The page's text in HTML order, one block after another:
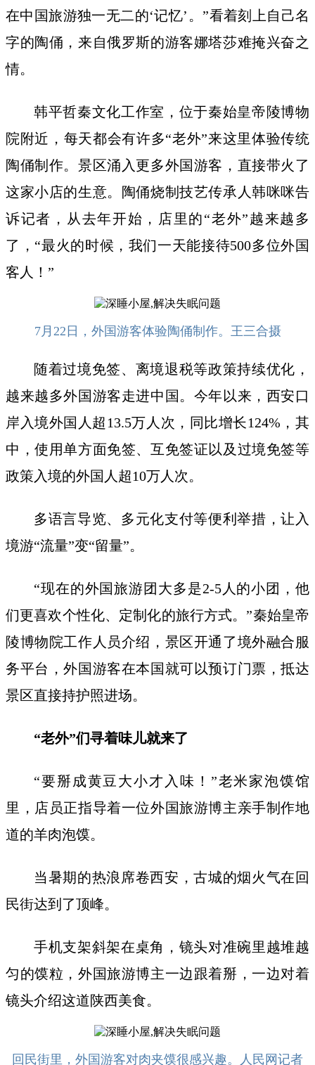
在中国旅游独一无二的‘记忆’。”看着刻上自己名
字的陶俑，来自俄罗斯的游客娜塔莎难掩兴奋之
情。
韩平哲秦文化工作室，位于秦始皇帝陵博物
院附近，每天都会有许多“老外”来这里体验传统
陶俑制作。景区涌入更多外国游客，直接带火了
这家小店的生意。陶俑烧制技艺传承人韩咪咪告
诉记者，从去年开始，店里的“老外”越来越多
了，“最火的时候，我们一天能接待500多位外国
客人！”
7月22日，外国游客体验陶俑制作。王三合摄
随着过境免签、离境退税等政策持续优化，
越来越多外国游客走进中国。今年以来，西安口
岸入境外国人超13.5万人次，同比增长124%，其
中，使用单方面免签、互免签证以及过境免签等
政策入境的外国人超10万人次。
多语言导览、多元化支付等便利举措，让入
境游“流量”变“留量”。
“现在的外国旅游团大多是2-5人的小团，他
们更喜欢个性化、定制化的旅行方式。”秦始皇帝
陵博物院工作人员介绍，景区开通了境外融合服
务平台，外国游客在本国就可以预订门票，抵达
景区直接持护照进场。
“老外”们寻着味儿就来了
“要掰成黄豆大小才入味！”老米家泡馍馆
里，店员正指导着一位外国旅游博主亲手制作地
道的羊肉泡馍。
当暑期的热浪席卷西安，古城的烟火气在回
民街达到了顶峰。
手机支架斜架在桌角，镜头对准碗里越堆越
匀的馍粒，外国旅游博主一边跟着掰，一边对着
镜头介绍这道陕西美食。
回民街里，外国游客对肉夹馍很感兴趣。人民网记者